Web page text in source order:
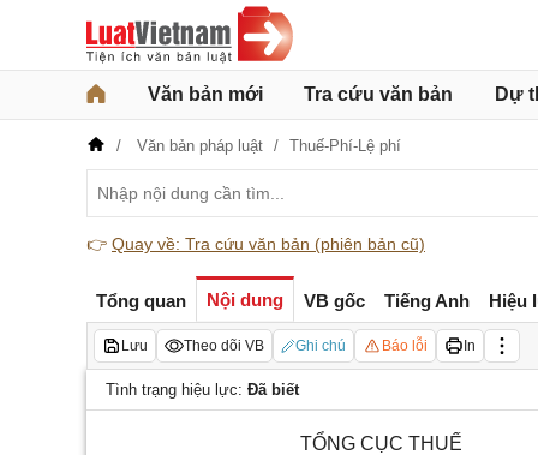
Văn bản mới Tra cứu văn bản Dự
Văn bản pháp luật Thuế-Phí-Lệ phí
👉 Quay về: Tra cứu văn bản (phiên bản cũ)
Tổng quan Nội dung VB gốc Tiếng Anh Hiệu
Lưu Theo dõi VB Ghi chú Báo lỗi In
Tình trạng hiệu lực: Đã biết
TỔNG CỤC THUẾ